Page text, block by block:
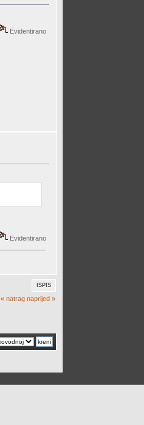
Evidentirano
Evidentirano
ISPIS
« natrag naprijed »